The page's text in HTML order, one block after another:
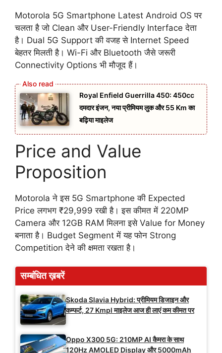
Motorola 5G Smartphone Latest Android OS पर
चलता है जो Clean और User-Friendly Interface देता
है। Dual 5G Support की वजह से Internet Speed
बेहतर मिलती है। Wi-Fi और Bluetooth जैसे जरूरी
Connectivity Options भी मौजूद हैं।
Royal Enfield Guerrilla 450: 450cc
दमदार इंजन, नया प्रीमियम लुक और 55 Km का
बढ़िया माइलेज
Price and Value
Proposition
Motorola ने इस 5G Smartphone की Expected
Price लगभग ₹29,999 रखी है। इस कीमत में 220MP
Camera और 12GB RAM मिलना इसे Value for Money
बनाता है। Budget Segment में यह फोन Strong
Competition देने की क्षमता रखता है।
सम्बंधित ख़बरें
Skoda Slavia Hybrid: प्रीमियम डिजाइन और
कम्फर्ट, 27 Kmpl माइलेज आज ही लाएं कम कीमत पर
Oppo X300 5G: 210MP AI कैमरा के साथ
120Hz AMOLED Display और 5000mAh